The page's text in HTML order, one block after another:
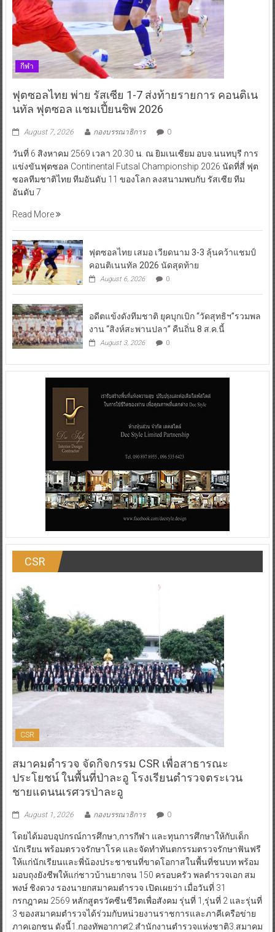
กีฬา
ฟุตซอลไทย พ่าย รัสเซีย 1-7 ส่งท้ายรายการ คอนติเน
นทัล ฟุตซอล แชมเปี้ยนชิพ 2026
August 7, 2026 กองบรรณาธิการ 0
วันที่ 6 สิงหาคม 2569 เวลา 20.30 น. ณ ยิมเนเซียม อบจ.นนทบุรี การ
แข่งขันฟุตซอล Continental Futsal Championship 2026 นัดที่สี่ ฟุต
ซอลทีมชาติไทย ทีมอันดับ 11 ของโลก ลงสนามพบกับ รัสเซีย ทีม
อันดับ 7
Read More
ฟุตซอลไทย เสมอ เวียดนาม 3-3 ลุ้นคว้าแชมป์
คอนติเนนทัล 2026 นัดสุดท้าย
August 6, 2026 0
อดีตแข้งดังทีมชาติ ยุคบุกเบิก “วัดสุทธิฯ”รวมพล
งาน “สิงห์สะพานปลา” คืนถิ่น 8 ส.ค.นี้
August 3, 2026 0
CSR
CSR
สมาคมตำรวจ จัดกิจกรรม CSR เพื่อสาธารณะ
ประโยชน์ ในพื้นที่ป่าละอู โรงเรียนตำรวจตระเวน
ชายแดนนเรศวรป่าละอู
August 1, 2026 กองบรรณาธิการ 0
โดยได้มอบอุปกรณ์การศึกษา,การกีฬา และทุนการศึกษาให้กับเด็ก
นักเรียน พร้อมตรวจรักษาโรค และจัดทำทันตกรรมตรวจรักษาฟันฟรี
ให้แก่นักเรียนและพี่น้องประชาชนที่ขาดโอกาสในพื้นที่ชนบท พร้อม
มอบถุงยังชีพให้แก่ชาวบ้านยากจน 150 ครอบครัว พลตำรวจเอก สม
พงษ์ ชิงดวง รองนายกสมาคมตำรวจ เปิดเผยว่า เมื่อวันที่ 31
กรกฎาคม 2569 หลักสูตรวัคซีนชีวิตเพื่อสังคม รุ่นที่ 1,รุ่นที่ 2 และรุ่นที่
3 ของสมาคมตำรวจได้ร่วมกับหน่วยงานราชการและภาคีเครือข่าย
ภาคเอกชน ดังนี้1.กองทัพอากาศ2.สำนักงานตำรวจแห่งชาติ3.สมาคม